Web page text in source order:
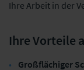
Ihre Arbeit in der
Ihre Vorteile
Großflächiger